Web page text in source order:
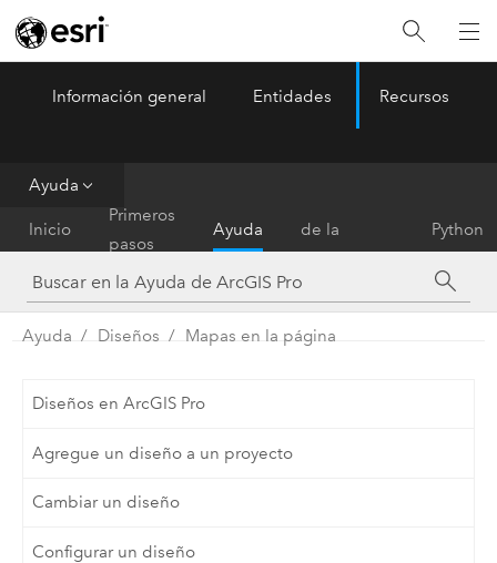
ArcGIS Pro Menu
Información general Entidades Recursos
Ayuda
Inicio
Primeros
pasos
Ayuda
de la
herramienta
Python
Ayuda Diseños Mapas en la página
Diseños en ArcGIS Pro
Agregue un diseño a un proyecto
Cambiar un diseño
Configurar un diseño